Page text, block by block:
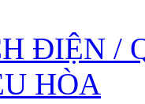
ĐIỆN /
HÒA